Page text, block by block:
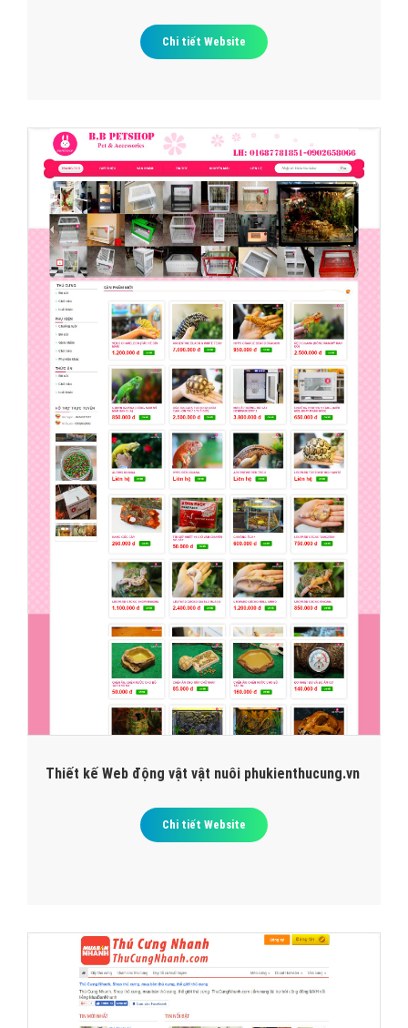
Chi tiết Website
Thiết kế Web động vật vật nuôi phukienthucung.vn
Chi tiết Website